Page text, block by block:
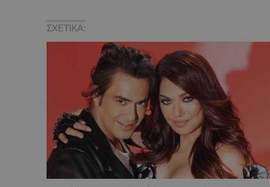
ΣΧΕΤΙΚΑ: